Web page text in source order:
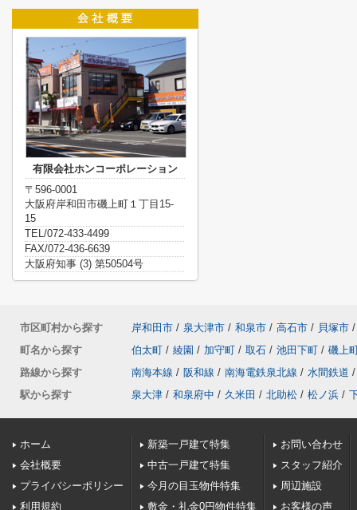
有限会社ホンコーポレーション
〒596-0001
大阪府岸和田市磯上町１丁目15-
15
TEL/072-433-4499
FAX/072-436-6639
大阪府知事 (3) 第50504号
市区町村から探す 岸和田市 / 泉大津市 / 和泉市 / 高石市 / 貝塚市 /
町名から探す
伯太町 / 綾園 / 加守町 / 取石 / 池田下町 / 磯上
路線から探す
南海本線 / 阪和線 / 南海電鉄泉北線 / 水間鉄道 /
駅から探す
泉大津 / 和泉府中 / 久米田 / 北助松 / 松ノ浜 /
ホーム
会社概要
プライバシーポリシー
利用規約
新築一戸建て特集
中古一戸建て特集
今月の目玉物件特集
敷金・礼金0円物件特集
お問い合わせ
スタッフ紹介
周辺施設
お客様の声